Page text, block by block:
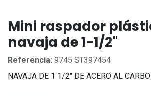
Mini raspador
navaja de 1-1/2"
Referencia: 9745 ST397454
NAVAJA DE 1 1/2" DE ACERO AL